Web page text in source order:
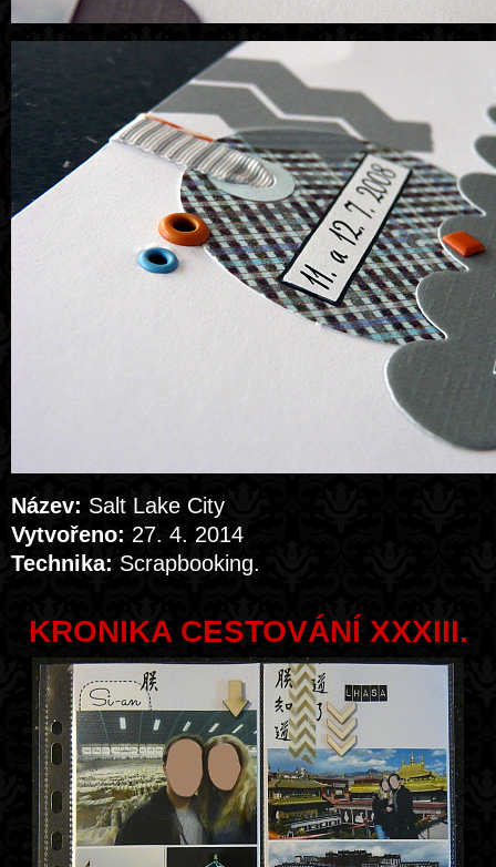
Název: Salt Lake City
Vytvořeno: 27. 4. 2014
Technika: Scrapbooking.
KRONIKA CESTOVÁNÍ XXXIII.